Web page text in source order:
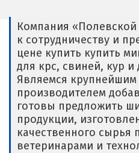
Дубна
Е
Егорьевск
Екатеринбург
Еленинка
Компания
к сотрудничеству и
цене купить купить
для крс, свиней, кур
Являемся
производителем
готовы предложить
продукции,
качественного сырья
ветеринарами и